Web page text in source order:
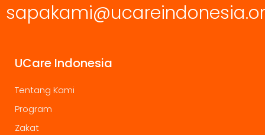
UCare Indonesia
Tentang Kami
Program
Zakat